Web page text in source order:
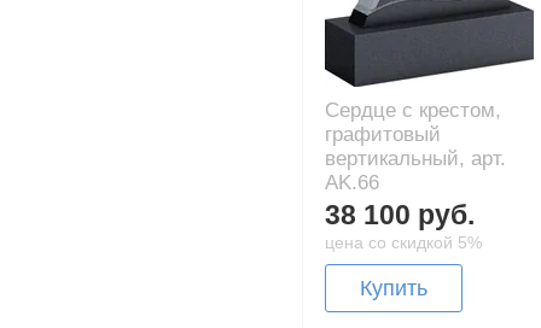
Сердце с крестом,
графитовый
вертикальный, арт.
AK.66
38 100 руб.
цена со скидкой 5%
Купить